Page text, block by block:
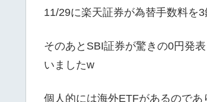
11/29に楽天証券が為替手数料を3
そのあとSBI証券が驚きの0円発
いましたw
個人的には海外ETFがあるのであ